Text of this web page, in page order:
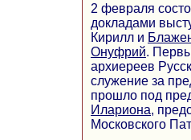
2 февраля
докладами
Кирилл и
Онуфрий.
архиереев
служение за
прошло под
Илариона,
Московского